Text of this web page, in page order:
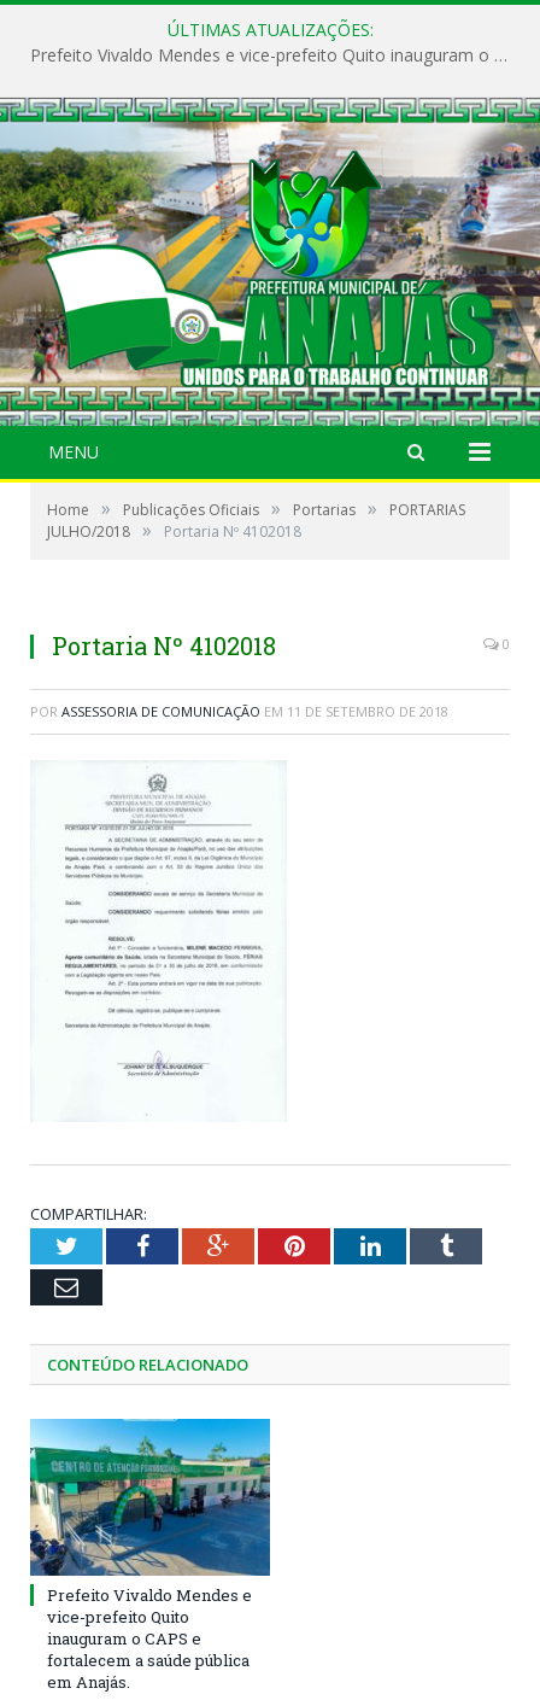
ÚLTIMAS ATUALIZAÇÕES:
Prefeito Vivaldo Mendes e vice-prefeito Quito inauguram o CAPS e fortalecem a saúde pública em Anajás.
MENU
Home » Publicações Oficiais » Portarias »
PORTARIAS
JULHO/2018 » Portaria Nº 4102018
Portaria Nº 4102018 0
POR ASSESSORIA DE COMUNICAÇÃO EM 11 DE SETEMBRO DE 2018
COMPARTILHAR:
TwitterFacebookGoogle+PinterestLinkedInTumblr
Email
CONTEÚDO RELACIONADO
Prefeito Vivaldo Mendes e
vice-prefeito Quito
inauguram o CAPS e
fortalecem a saúde pública
em Anajás.